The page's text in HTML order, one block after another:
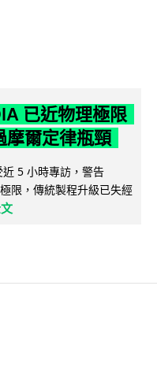
已近物理極限
摩爾定律瓶頸
5 小時專訪，警告
限，傳統製程升級已失經